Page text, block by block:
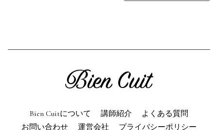
Bien Cuitについて 講師紹介
よくある質問
お問い合わせ
運営会社 プライバシーポリシー